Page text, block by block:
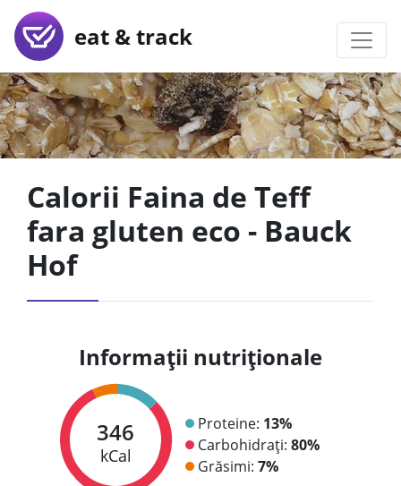
eat & track
Calorii Faina de Teff
fara gluten eco - Bauck
Hof
Informații nutriționale
346
kCal
Proteine: 13%
Carbohidrați: 80%
Grăsimi: 7%